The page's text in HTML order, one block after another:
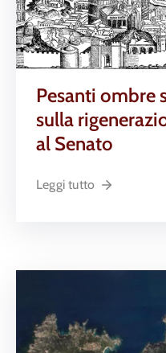
Pesanti ombre
sulla
al Senato
Leggi tutto